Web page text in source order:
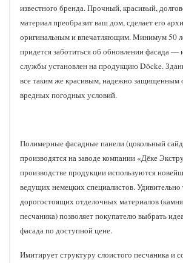
известного бренда. Прочный, красивый,
материал преобразит ваш дом, сделает его
оригинальным и впечатляющим. Минимум 50
придется заботиться об обновлении фасада —
службы установлен на продукцию Döcke.
все таким же красивым, надежно защищенным
вредных погодных условий.
Полимерные фасадные панели (цокольный
производятся на заводе компании «Дёке
производстве продукции используются
ведущих немецких специалистов.
дорогостоящих отделочных материалов
песчаника) позволяет покупателю выбрать
фасада по доступной цене.
Имитирует структуру слоистого песчаника и